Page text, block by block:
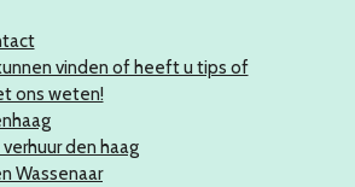
vinden of heeft u tips of
ons weten!
den haag
Wassenaar